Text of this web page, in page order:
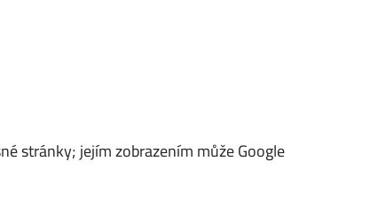
stránky; jejím zobrazením může Google